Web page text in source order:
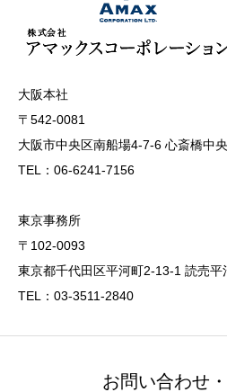
大阪本社
〒542-0081
大阪市中央区南船場4-7-6 心斎橋中
TEL：06-6241-7156
東京事務所
〒102-0093
東京都千代田区平河町2-13-1 読売平
TEL：03-3511-2840
お問い合わせ